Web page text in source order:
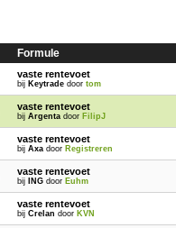
Formule
vaste rentevoet
bij Keytrade doortom
vaste rentevoet
bijArgenta door FilipJ
vaste rentevoet
bijAxa door Registreren
vaste rentevoet
bij ING door Euhm
vaste rentevoet
bijCrelan door KVN